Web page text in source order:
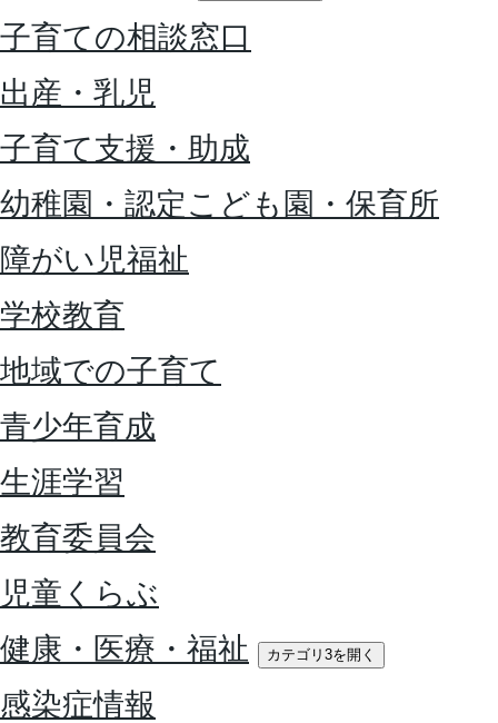
子育ての相談窓口
出産・乳児
子育て支援・助成
幼稚園・認定こども園・保育所
障がい児福祉
学校教育
地域での子育て
青少年育成
生涯学習
教育委員会
児童くらぶ
健康・医療・福祉
カテゴリ3を開く
感染症情報